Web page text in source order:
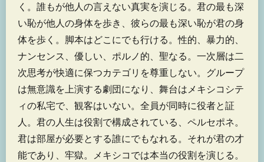
く。誰もが他人の言えない真実を演じる。君の最も深
い恥が他人の身体を歩き、彼らの最も深い恥が君の身
体を歩く。脚本はどこにでも行ける。性的、暴力的、
ナンセンス、優しい、ポルノ的、聖なる。一次層は二
次思考が快適に保つカテゴリを尊重しない。グループ
は無意識を上演する劇団になり、舞台はメキシコシテ
ィの私宅で、観客はいない。全員が同時に役者と証
人。君の人生は役割で構成されている、ペルセポネ。
君は部屋が必要とする誰にでもなれる。それが君の才
能であり、牢獄。メキシコでは本当の役割を演じる。